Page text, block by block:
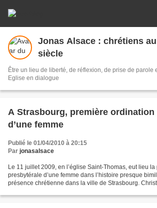
Jonas Alsace : chrétiens
siècle
Être un lieu de liberté, de réflexion, de prise de parole
Eglise en dialogue
A Strasbourg, première
d’une femme
Publié le 01/04/2010 à 20:15
Par jonasalsace
Le 11 juillet 2009, en l’église Saint-Thomas, eut lieu
presbytérale d’une femme dans l’histoire presque
présence chrétienne dans la ville de Strasbourg.